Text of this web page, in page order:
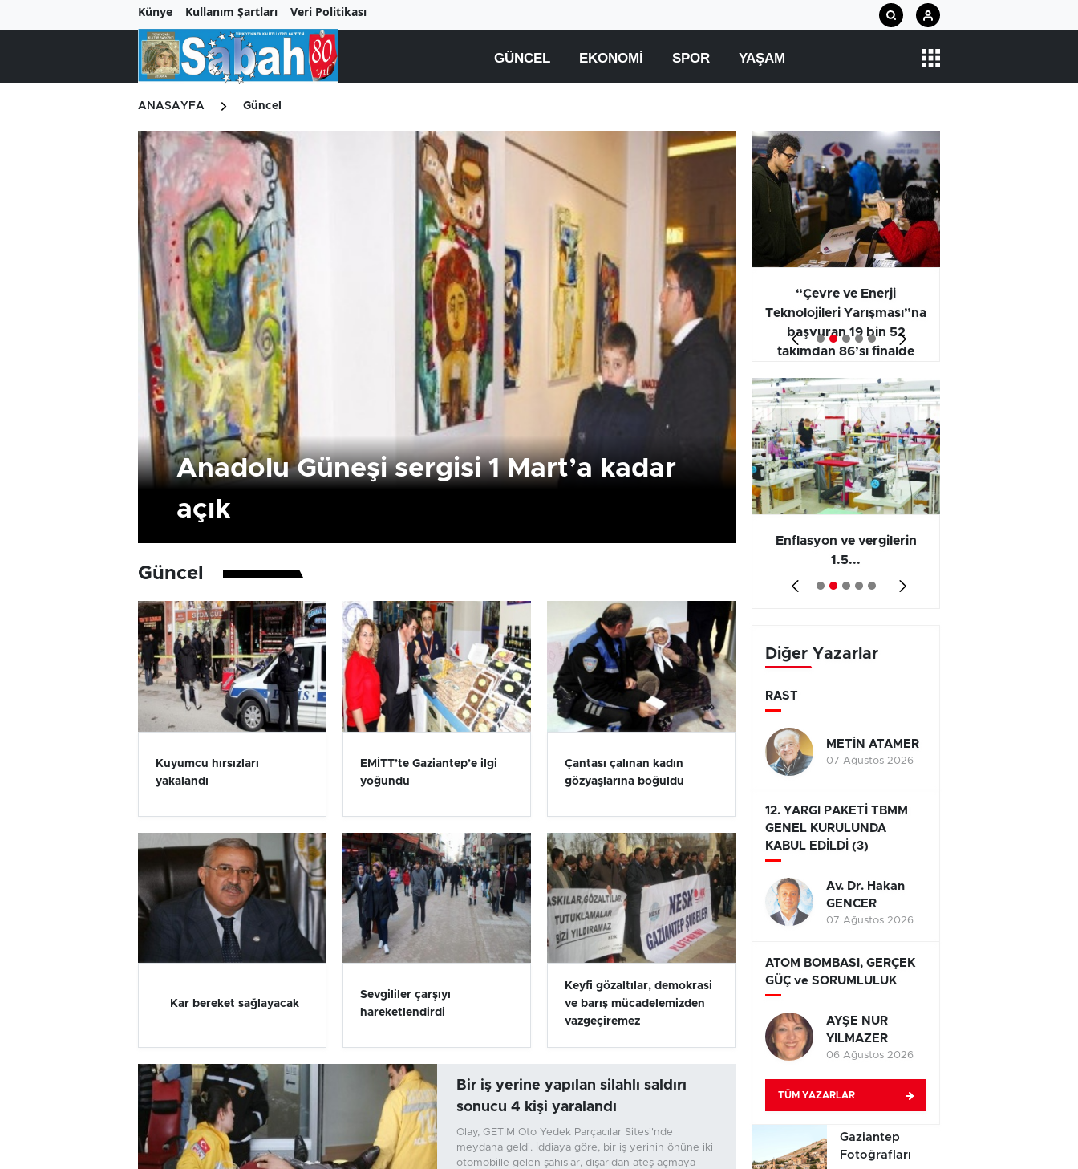
Künye Kullanım Şartları Veri Politikası
GÜNCEL EKONOMI SPOR YAŞAM
ANASAYFA Güncel
Anadolu Güneşi sergisi 1 Mart’a kadar
açık
Güncel
Kuyumcu hırsızları
yakalandı
EMİTT’te Gaziantep’e ilgi
yoğundu
Çantası çalınan kadın
gözyaşlarına boğuldu
Kar bereket sağlayacak
Sevgililer çarşıyı
hareketlendirdi
Keyfi gözaltılar, demokrasi
ve barış mücadelemizden
vazgeçiremez
Bir iş yerine yapılan silahlı saldırı
sonucu 4 kişi yaralandı
Olay, GETİM Oto Yedek Parçacılar Sitesi'nde
meydana geldi. İddiaya göre, bir iş yerinin önüne iki
otomobille gelen şahıslar, dışarıdan ateş açmaya
Beyaz ete büyük zam
geliyor
Yüksek elektrik faturaları
çiftçiyi üretimden
uzaklaştırıyor
“Çevre ve Enerji
Teknolojileri Yarışması”na
başvuran 19 bin 52
takımdan 86’sı finalde
Birçok uyku hastalığının
En ucuz sigara 120 TL, en
Enflasyon ve vergilerin
1.5...
Diğer Yazarlar
RAST
METİN ATAMER
07 Ağustos 2026
12. YARGI PAKETİ TBMM
GENEL KURULUNDA
KABUL EDİLDİ (3)
Av. Dr. Hakan
GENCER
07 Ağustos 2026
ATOM BOMBASI, GERÇEK
GÜÇ ve SORUMLULUK
AYŞE NUR
YILMAZER
06 Ağustos 2026
TÜM YAZARLAR
Gaziantep
Fotoğrafları